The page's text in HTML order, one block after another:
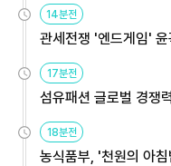
14분전
관세전쟁 '엔드게임'
17분전
섬유패션 글로벌 경쟁
18분전
농식품부, '천원의 아